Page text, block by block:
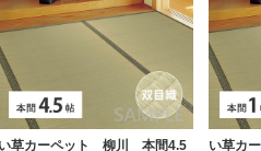
い草カーペット 柳川 本間4.5
い草カ